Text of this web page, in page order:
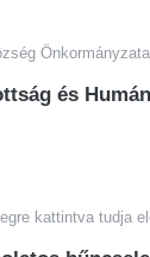
és
kattintva tudja